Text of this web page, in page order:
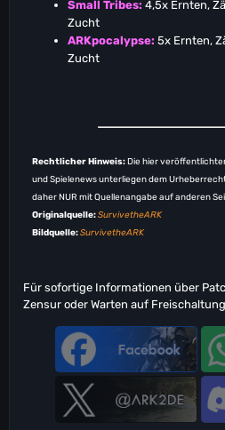
Small Tribes: 4,5x Ernten,
Zucht
ARKpocalypse: 5x Ernten,
Zucht
Rechtlicher Hinweis:Die hier
und Spielenews unterliegen dem
daher NUR mit Quellenangabe auf anderen
Originalquelle:SurvivetheARK
Bildquelle:SurvivetheARK
Für sofortige Informationen über
Zensur oder Warten auf